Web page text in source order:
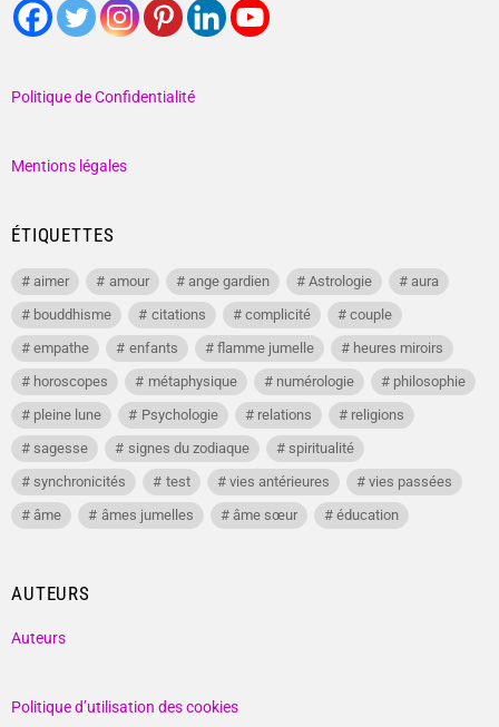
Politique de Confidentialité
Mentions légales
ÉTIQUETTES
aimer amour ange gardien Astrologie
aura
bouddhisme
citations complicité
couple
empathe
enfants flamme jumelle
heures miroirs
horoscopes
métaphysique numérologie
philosophie
pleine lune
Psychologie relations
religions
sagesse
signes du zodiaque
spiritualité
synchronicités
test vies antérieures
vies passées
âme
âmes jumelles âme sœur éducation
AUTEURS
Auteurs
Politique d’utilisation des cookies